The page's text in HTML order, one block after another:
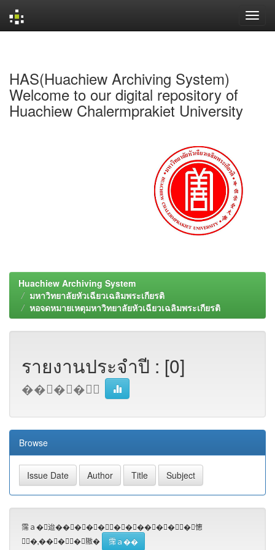
HAS(Huachiew Archiving System)
Welcome to our digital repository of
Huachiew Chalermprakiet University
Huachiew Archiving System
มหาวิทยาลัยหัวเฉียวเฉลิมพระเกียรติ
หอจดหมายเหตุมหาวิทยาลัยหัวเฉียวเฉลิมพระเกียรติ
รายงานประจำปี : [0]
����△
Browse
霈ａ�迨������������憓
★�����隞�